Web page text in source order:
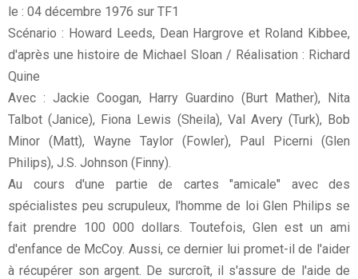
le : 04 décembre 1976 sur TF1
Scénario : Howard Leeds, Dean Hargrove et Roland Kibbee,
d'après une histoire de Michael Sloan / Réalisation : Richard
Quine
Avec : Jackie Coogan, Harry Guardino (Burt Mather), Nita
Talbot (Janice), Fiona Lewis (Sheila), Val Avery (Turk), Bob
Minor (Matt), Wayne Taylor (Fowler), Paul Picerni (Glen
Philips), J.S. Johnson (Finny).
Au cours d'une partie de cartes "amicale" avec des
spécialistes peu scrupuleux, l'homme de loi Glen Philips se
fait prendre 100 000 dollars. Toutefois, Glen est un ami
d'enfance de McCoy. Aussi, ce dernier lui promet-il de l'aider
à récupérer son argent. De surcroît, il s'assure de l'aide de